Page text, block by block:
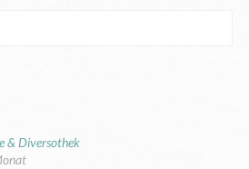
& Diversothek